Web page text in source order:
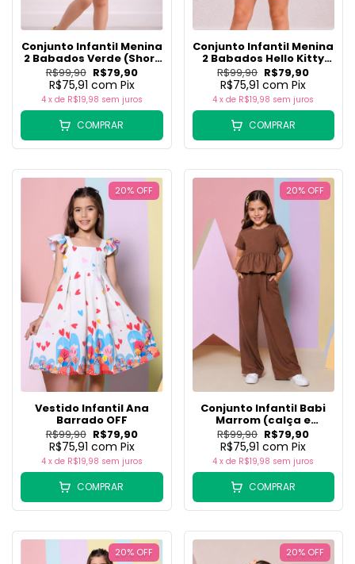
Conjunto Infantil Menina
2 Babados Verde (Short
+ Batinha)
R$99,90 R$79,90
R$75,91 com Pix
4 x de R$19,98 sem juros
COMPRAR
Conjunto Infantil Menina
2 Babados Hello Kitty
(Short + Batinha)
R$99,90 R$79,90
R$75,91com Pix
4 x de R$19,98 sem juros
COMPRAR
20% OFF
Vestido Infantil Ana
Barrado OFF
R$99,90 R$79,90
R$75,91 com Pix
4 x de R$19,98 sem juros
COMPRAR
20% OFF
Conjunto Infantil Babi
Marrom (calça e
batinha)
R$99,90 R$79,90
R$75,91com Pix
4 x de R$19,98 sem juros
COMPRAR
20% OFF 20% OFF